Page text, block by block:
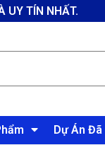
UY TÍN NHẤT.
Dự Án